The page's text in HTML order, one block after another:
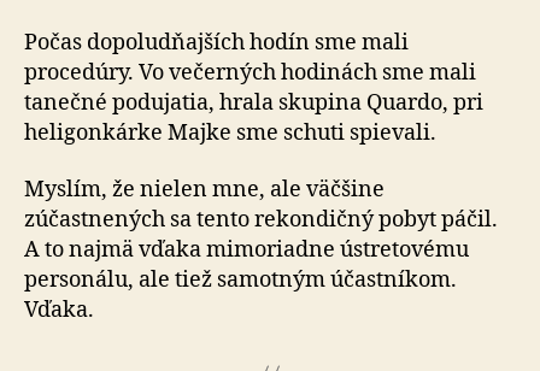
Počas dopoludňajších hodín sme mali
procedúry. Vo ve­čer­ných hodinách sme mali
tanečné podujatia, hrala skupina Quardo, pri
heligonkárke Majke sme schuti spievali.
Myslím, že nielen mne, ale väčšine
zúčastnených sa tento rekondičný pobyt páčil.
A to najmä vďaka mimoriadne ústretovému
personálu, ale tiež samotným účastníkom.
Vďaka.